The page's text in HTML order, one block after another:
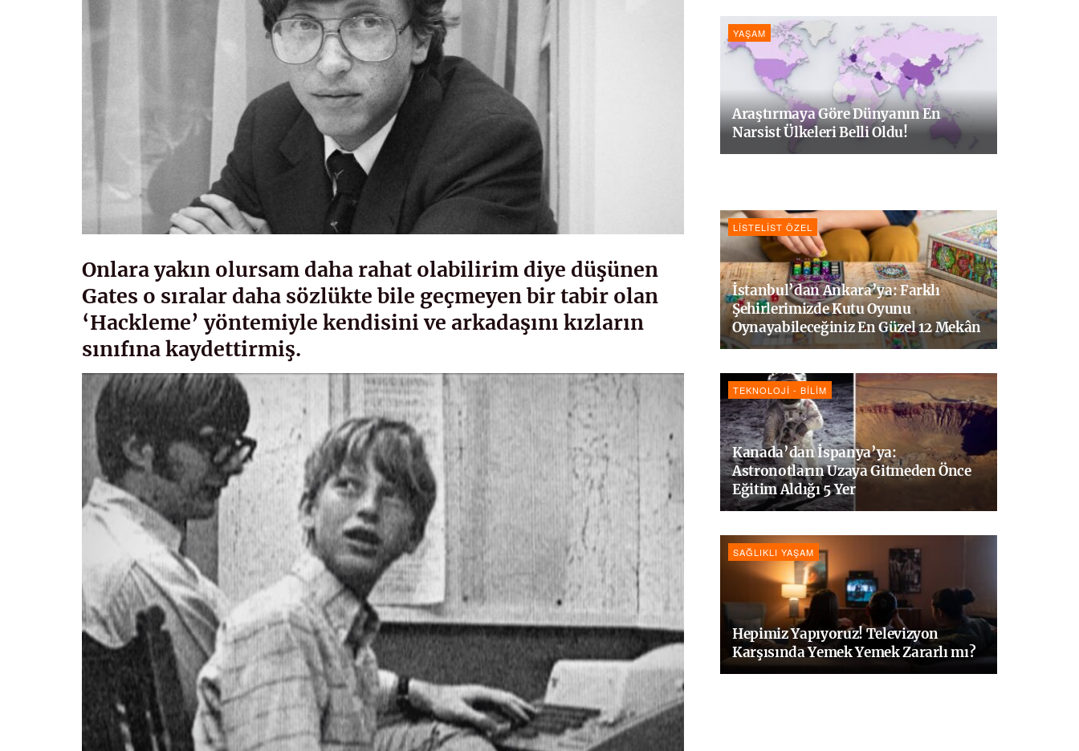
Onlara yakın olursam daha rahat olabilirim diye düşünen
Gates o sıralar daha sözlükte bile geçmeyen bir tabir olan
‘Hackleme’ yöntemiyle kendisini ve arkadaşını kızların
sınıfına kaydettirmiş.
YAŞAM
Araştırmaya Göre Dünyanın En
Narsist Ülkeleri Belli Oldu!
LISTELIST ÖZEL
İstanbul’dan Ankara’ya: Farklı
Şehirlerimizde Kutu Oyunu
Oynayabileceğiniz En Güzel 12 Mekân
TEKNOLOJI - BILIM
Kanada’dan İspanya’ya:
Astronotların Uzaya Gitmeden Önce
Eğitim Aldığı 5 Yer
SAĞLIKLI YAŞAM
Hepimiz Yapıyoruz! Televizyon
Karşısında Yemek Yemek Zararlı mı?